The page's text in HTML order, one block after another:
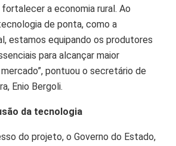
a economia rural. Ao
de ponta, como a
estamos equipando os produtores
para alcançar maior
pontuou o secretário de
Enio Bergoli.
da tecnologia
do projeto, o Governo do Estado,